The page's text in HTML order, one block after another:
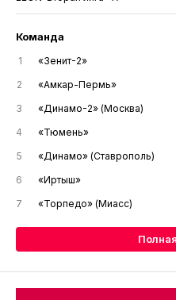
Команда
1 «Зенит-2»
2
«Амкар-Пермь»
3
«Динамо-2» (Москва)
4
«Тюмень»
5
«Динамо» (Ставрополь)
6
«Иртыш»
7
«Торпедо» (Миасс)